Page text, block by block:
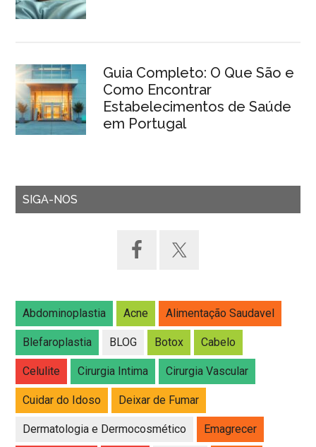
Guia Completo: O Que São e
Como Encontrar
Estabelecimentos de Saúde
em Portugal
SIGA-NOS
Abdominoplastia Acne Alimentação Saudavel
Blefaroplastia BLOG Botox Cabelo
Celulite Cirurgia Intima Cirurgia Vascular
Cuidar do Idoso Deixar de Fumar
Dermatologia e Dermocosmético Emagrecer